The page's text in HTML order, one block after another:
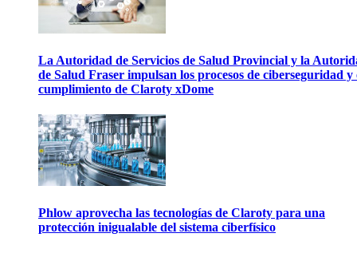
La Autoridad de Servicios de Salud Provincial y la
de Salud Fraser impulsan los procesos de ciberseguridad y
cumplimiento de Claroty xDome
Phlow aprovecha las tecnologías de Claroty para una
protección inigualable del sistema ciberfísico